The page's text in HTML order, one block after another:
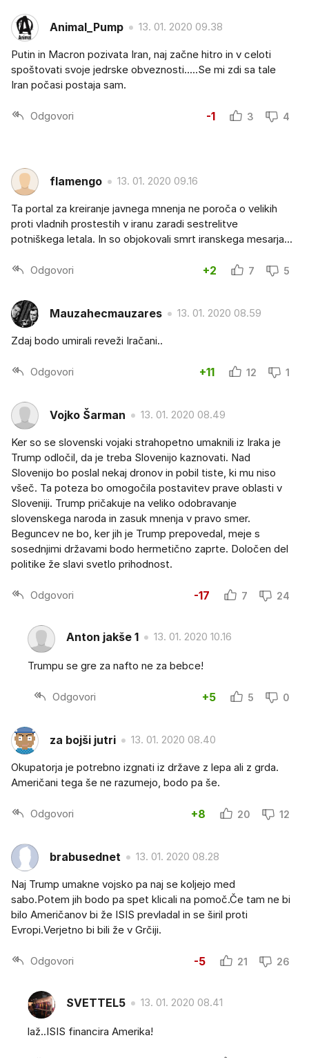
Animal_Pump 13. 01. 2020 09.38
Putin in Macron pozivata Iran, naj začne hitro in v celoti
spoštovati svoje jedrske obveznosti.....Se mi zdi sa tale
Iran počasi postaja sam.
Odgovori -1 3 4
flamengo 13. 01. 2020 09.16
Ta portal za kreiranje javnega mnenja ne poroča o velikih
proti vladnih prostestih v iranu zaradi sestrelitve
potniškega letala. In so objokovali smrt iranskega mesarja...
Odgovori +2 7 5
Mauzahecmauzares 13. 01. 2020 08.59
Zdaj bodo umirali reveži Iračani..
Odgovori +11 12 1
Vojko Šarman 13. 01. 2020 08.49
Ker so se slovenski vojaki strahopetno umaknili iz Iraka je
Trump odločil, da je treba Slovenijo kaznovati. Nad
Slovenijo bo poslal nekaj dronov in pobil tiste, ki mu niso
všeč. Ta poteza bo omogočila postavitev prave oblasti v
Sloveniji. Trump pričakuje na veliko odobravanje
slovenskega naroda in zasuk mnenja v pravo smer.
Beguncev ne bo, ker jih je Trump prepovedal, meje s
sosednjimi državami bodo hermetično zaprte. Določen del
politike že slavi svetlo prihodnost.
Odgovori -17 7 24
Anton jakše 1 13. 01. 2020 10.16
Trumpu se gre za nafto ne za bebce!
Odgovori +5 5 0
za bojši jutri 13. 01. 2020 08.40
Okupatorja je potrebno izgnati iz države z lepa ali z grda.
Američani tega še ne razumejo, bodo pa še.
Odgovori +8 20 12
brabusednet 13. 01. 2020 08.28
Naj Trump umakne vojsko pa naj se koljejo med
sabo.Potem jih bodo pa spet klicali na pomoč.Če tam ne bi
bilo Američanov bi že ISIS prevladal in se širil proti
Evropi.Verjetno bi bili že v Grčiji.
Odgovori -5 21 26
SVETTEL5 13. 01. 2020 08.41
laž..ISIS financira Amerika!